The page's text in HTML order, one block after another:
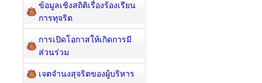
ข้อมูลเชิงสถิติเรื่องร้องเรียน
การทุจริต
การเปิดโอกาสให้เกิดการมี
ส่วนร่วม
เจตจำนงสุจริตของผู้บริหาร